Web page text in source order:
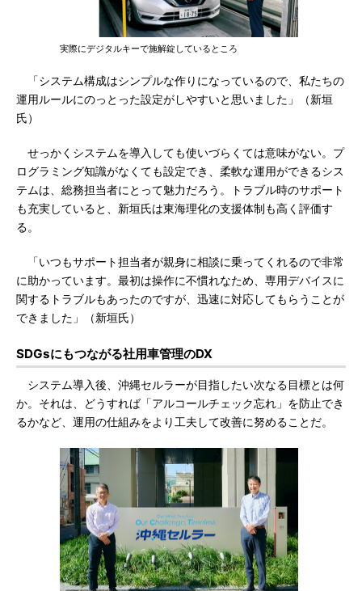
実際にデジタルキーで施解錠しているところ
「システム構成はシンプルな作りになっているので、私たちの
運用ルールにのっとった設定がしやすいと思いました」（新垣
氏）
せっかくシステムを導入しても使いづらくては意味がない。プ
ログラミング知識がなくても設定でき、柔軟な運用ができるシス
テムは、総務担当者にとって魅力だろう。トラブル時のサポート
も充実していると、新垣氏は東海理化の支援体制も高く評価す
る。
「いつもサポート担当者が親身に相談に乗ってくれるので非常
に助かっています。最初は操作に不慣れなため、専用デバイスに
関するトラブルもあったのですが、迅速に対応してもらうことが
できました」（新垣氏）
SDGsにもつながる社用車管理のDX
システム導入後、沖縄セルラーが目指したい次なる目標とは何
か。それは、どうすれば「アルコールチェック忘れ」を防止でき
るかなど、運用の仕組みをより工夫して改善に努めることだ。